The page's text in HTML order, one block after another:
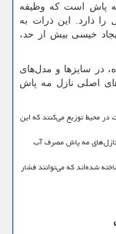
پاش است که وظیفه
را دارد. این ذرات به
خیسی بیش از حد،
در سایزها و مدل‌های
اصلی نازل مه پاش
در محیط توزیع می‌کنند که این
نازل‌های مه پاش مصرف آب
شده‌اند که می‌توانند فشار